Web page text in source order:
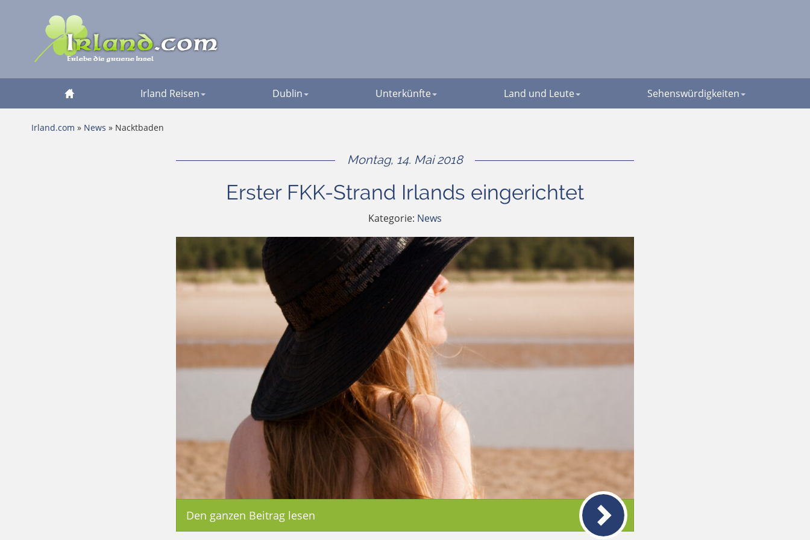
Irland Reisen Dublin Unterkünfte Land und Leute Sehenswürdigkeiten
Irland.com » News » Nacktbaden
Montag, 14. Mai 2018
Erster FKK-Strand Irlands eingerichtet
Kategorie: News
Den ganzen Beitrag lesen